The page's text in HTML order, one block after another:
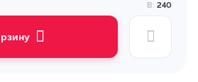
В: 240